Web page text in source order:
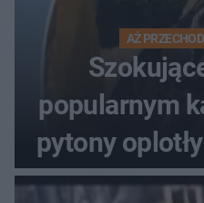
AŻ
popularnym
pytony